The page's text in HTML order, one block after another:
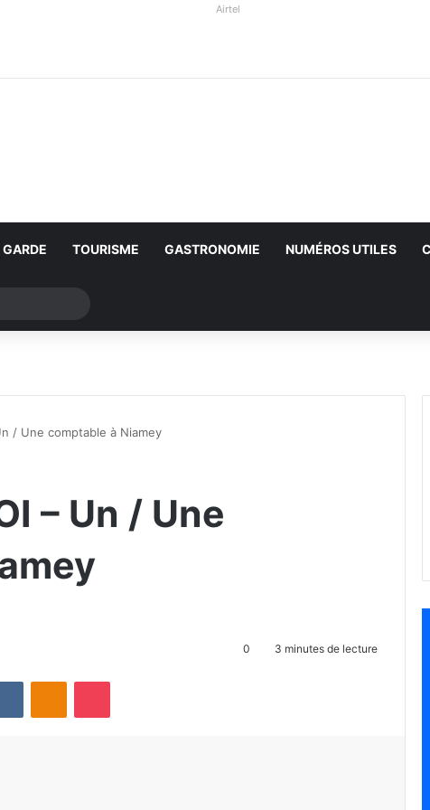
Airtel
TOURISME GASTRONOMIE NUMÉROS UTILES
/ Une comptable à Niamey
– Un / Une
0 3 minutes de lecture